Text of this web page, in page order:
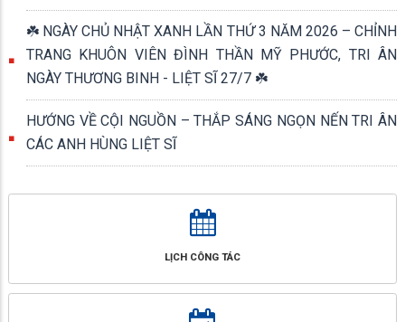
☘️ NGÀY CHỦ NHẬT XANH LẦN THỨ 3 NĂM 2026 – CHỈNH
TRANG KHUÔN VIÊN ĐÌNH THẦN MỸ PHƯỚC, TRI ÂN
NGÀY THƯƠNG BINH - LIỆT SĨ 27/7 ☘️
HƯỚNG VỀ CỘI NGUỒN – THẮP SÁNG NGỌN NẾN TRI ÂN
CÁC ANH HÙNG LIỆT SĨ
LỊCH CÔNG TÁC